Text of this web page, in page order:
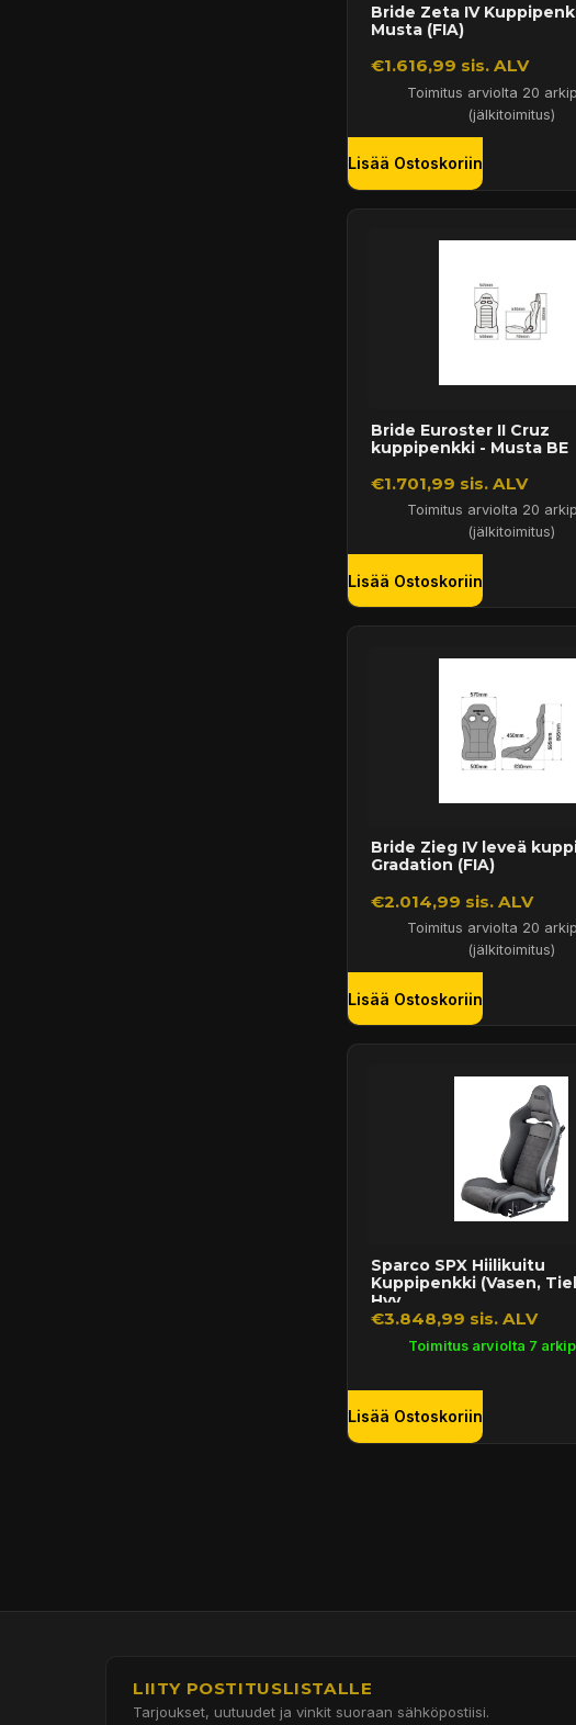
Bride Zeta IV
Musta (FIA)
€1.616,99 sis. ALV
Toimitus arviolta 20
(jälkitoimitus)
Lisää Ostoskoriin
Bride Euroster II Cruz
kuppipenkki - Musta BE
€1.701,99 sis. ALV
Toimitus arviolta 20
(jälkitoimitus)
Lisää Ostoskoriin
Bride Zieg IV leveä
Gradation (FIA)
€2.014,99 sis. ALV
Toimitus arviolta 20
(jälkitoimitus)
Lisää Ostoskoriin
Sparco SPX Hiilikuitu
Kuppipenkki (Vasen,
Hyv...
€3.848,99 sis. ALV
Toimitus arviolta 7
Lisää Ostoskoriin
LIITY POSTITUSLISTALLE
Tarjoukset, uutuudet ja vinkit suoraan sähköpostiisi.